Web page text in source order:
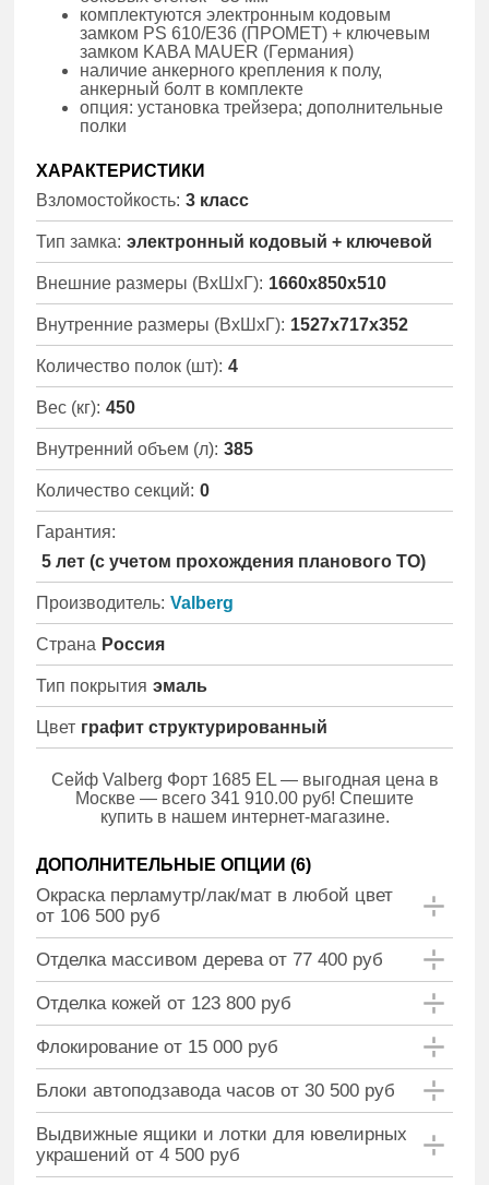
комплектуются электронным кодовым
замком PS 610/E36 (ПРОМЕТ) + ключевым
замком KABA MAUER (Германия)
наличие анкерного крепления к полу,
анкерный болт в комплекте
опция: установка трейзера; дополнительные
полки
ХАРАКТЕРИСТИКИ
Взломостойкость: 3 класс
Тип замка: электронный кодовый + ключевой
Внешние размеры (ВхШхГ): 1660x850x510
Внутренние размеры (ВхШхГ): 1527x717x352
Количество полок (шт): 4
Вес (кг): 450
Внутренний объем (л): 385
Количество секций: 0
Гарантия:
5 лет (с учетом прохождения планового ТО)
Производитель: Valberg
Страна Россия
Тип покрытия эмаль
Цвет графит структурированный
Сейф Valberg Форт 1685 EL — выгодная цена в
Москве — всего 341 910.00 руб! Спешите
купить в нашем интернет-магазине.
ДОПОЛНИТЕЛЬНЫЕ ОПЦИИ (6)
Окраска перламутр/лак/мат в любой цвет
от 106 500 руб
Отделка массивом дерева от 77 400 руб
Отделка кожей от 123 800 руб
Флокирование от 15 000 руб
Блоки автоподзавода часов от 30 500 руб
Выдвижные ящики и лотки для ювелирных
украшений от 4 500 руб